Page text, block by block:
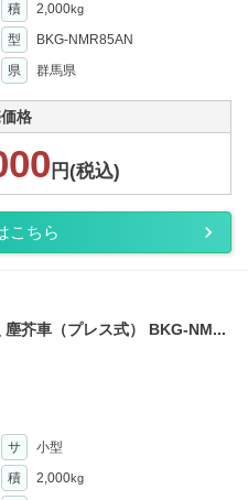
積 2,000kg
型
BKG-NMR85AN
県 群馬県
格
円(税込)
こちら
塵芥車（プレス式） BKG-NM...
サ
小型
積 2,000kg